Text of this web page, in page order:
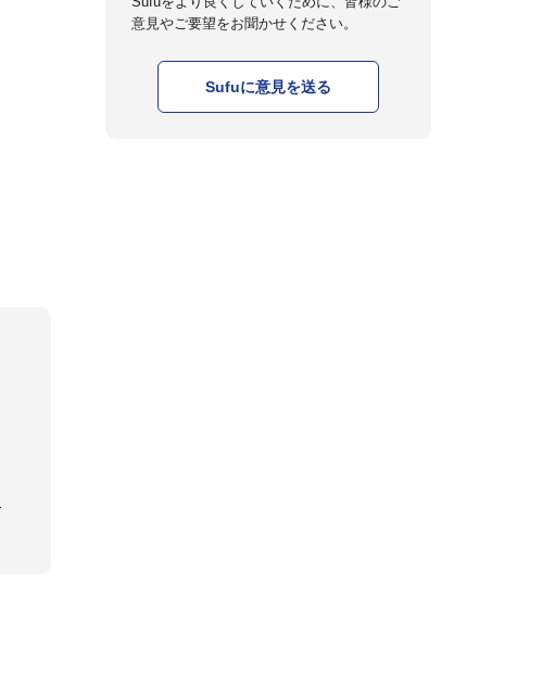
意見やご要望をお聞かせください。
Sufuに意見を送る